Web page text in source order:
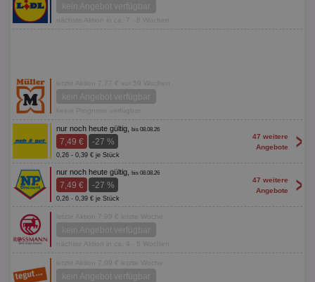
kein Angebot verfügbar
nächste Aktion in ca. 7 - 8 Wochen
letzte Aktion 7,77 € vor 59 Wochen
kein Angebot verfügbar
keine Prognose verfügbar
nur noch heute gültig, bis 08.08.26
7,49 € -27 %
0,26 - 0,39 € je Stück
47 weitere
Angebote
>
nur noch heute gültig, bis 08.08.26
7,49 € -27 %
0,26 - 0,39 € je Stück
47 weitere
Angebote
>
letzte Aktion 7,99 € letzte Woche
kein Angebot verfügbar
nächste Aktion in ca. 4 - 5 Wochen
letzte Aktion 7,99 € letzte Woche
kein Angebot verfügbar